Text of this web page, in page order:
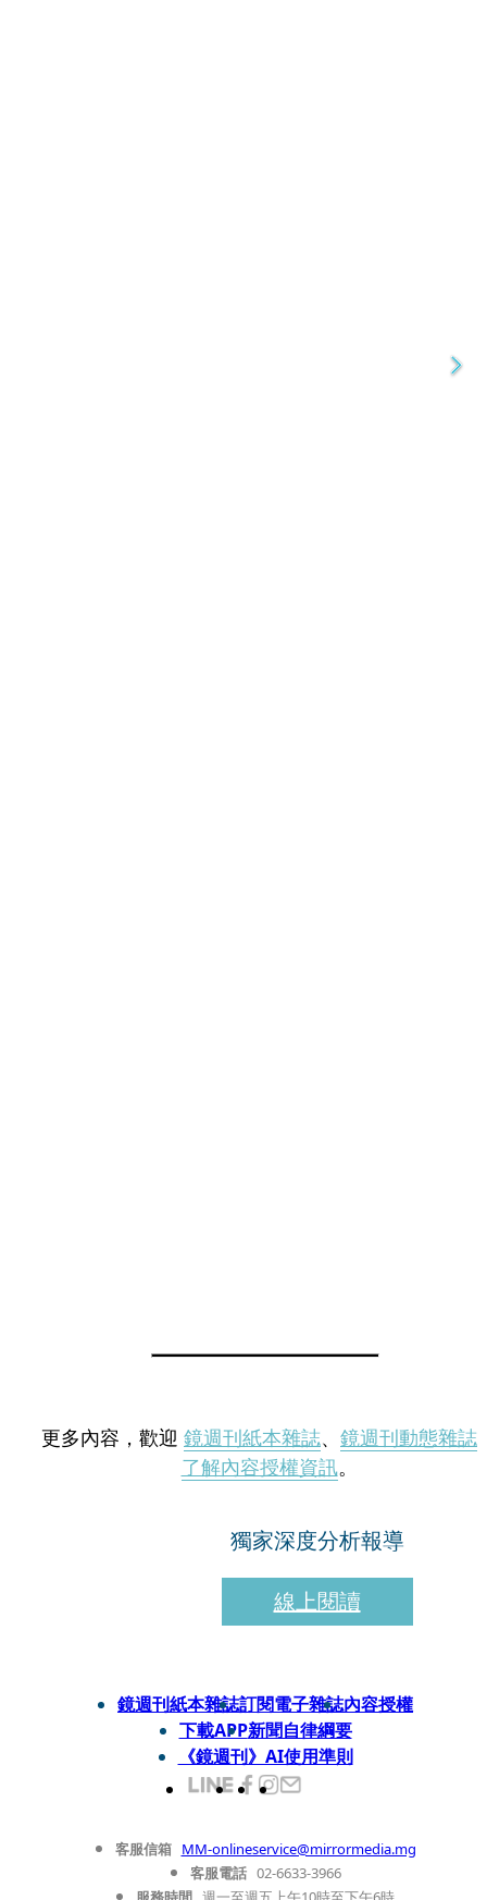
更多內容，歡迎 鏡週刊紙本雜誌、 鏡週刊動態雜誌
了解內容授權資訊。
獨家深度分析報導
線上閱讀
鏡週刊紙本雜誌訂閱電子雜誌內容授權
下載APP新聞自律綱要
《鏡週刊》AI使用準則
客服信箱 MM-onlineservice@mirrormedia.mg
客服電話 02-6633-3966